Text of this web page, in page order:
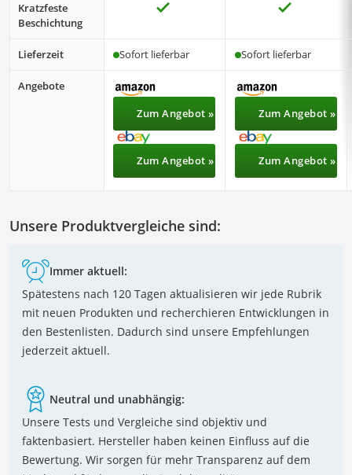
Kratzfeste
Beschichtung
Lieferzeit Sofort lieferbar Sofort lieferbar
Angebote
Zum Angebot »
Zum Angebot »
Zum Angebot »
Zum Angebot »
Unsere Produktvergleiche sind:
Immer aktuell:
Spätestens nach 120 Tagen aktualisieren wir jede Rubrik
mit neuen Produkten und recherchieren Entwicklungen in
den Bestenlisten. Dadurch sind unsere Empfehlungen
jederzeit aktuell.
Neutral und unabhängig:
Unsere Tests und Vergleiche sind objektiv und
faktenbasiert. Hersteller haben keinen Einfluss auf die
Bewertung. Wir sorgen für mehr Transparenz auf dem